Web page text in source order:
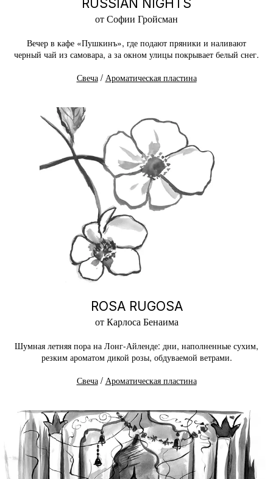
RUSSIAN NIGHTS
от Софии Гройсман
Вечер в кафе «Пушкинъ», где подают пряники и наливают
черный чай из самовара, а за окном улицы покрывает белый снег.
Свеча/ Ароматическая пластина
ROSA RUGOSA
от Карлоса Бенаима
Шумная летняя пора на Лонг-Айленде: дни, наполненные сухим,
резким ароматом дикой розы, обдуваемой ветрами.
Свеча/ Ароматическая пластина